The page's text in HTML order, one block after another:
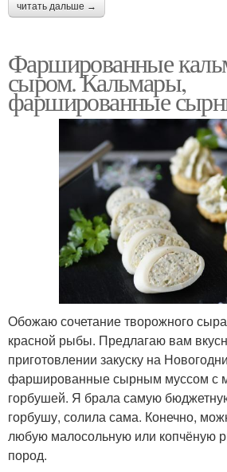
читать дальше →
Фаршированные
сыром. Кальмары,
фаршированные
Обожаю сочетание творожного
красной рыбы. Предлагаю вам
приготовлении закуску на
фаршированные сырным муссом с
горбушей. Я брала самую
горбушу, солила сама. Конечно,
любую малосольную или копчёную
пород.